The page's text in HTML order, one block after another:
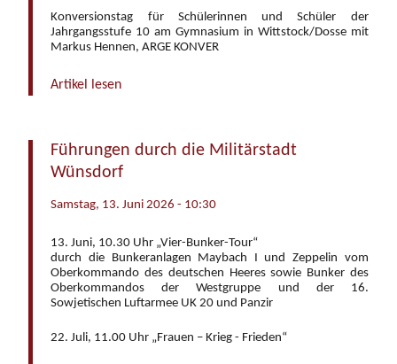
Konversionstag für Schülerinnen und Schüler der
Jahrgangsstufe 10 am Gymnasium in Wittstock/Dosse mit
Markus Hennen, ARGE KONVER
Artikel lesen
Führungen durch die Militärstadt
Wünsdorf
Samstag, 13. Juni 2026 - 10:30
13. Juni, 10.30 Uhr „Vier-Bunker-Tour“
durch die Bunkeranlagen Maybach I und Zeppelin vom
Oberkommando des deutschen Heeres sowie Bunker des
Oberkommandos der Westgruppe und der 16.
Sowjetischen Luftarmee UK 20 und Panzir
22. Juli, 11.00 Uhr „Frauen – Krieg - Frieden“